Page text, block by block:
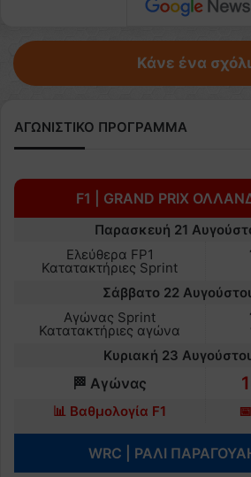
Κάνε ένα
ΑΓΩΝΙΣΤΙΚΟ ΠΡΟΓΡΑΜΜΑ
F1 | GRAND PRIX
Παρασκευή 21
Ελεύθερα FP1
Κατατακτήριες Sprint
Σάββατο 22
Αγώνας Sprint
Κατατακτήριες αγώνα
Κυριακή 23
🏁 Αγώνας
📊 Βαθμολογία F1
WRC | ΡΑΛΙ